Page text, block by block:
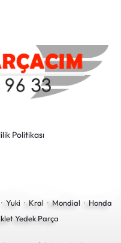
Politikası
Yuki · Kral · Mondial · Honda
Yedek Parça